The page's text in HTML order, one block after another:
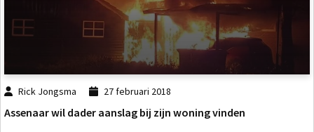
Rick Jongsma 27 februari 2018
Assenaar wil dader aanslag bij zijn woning vinden